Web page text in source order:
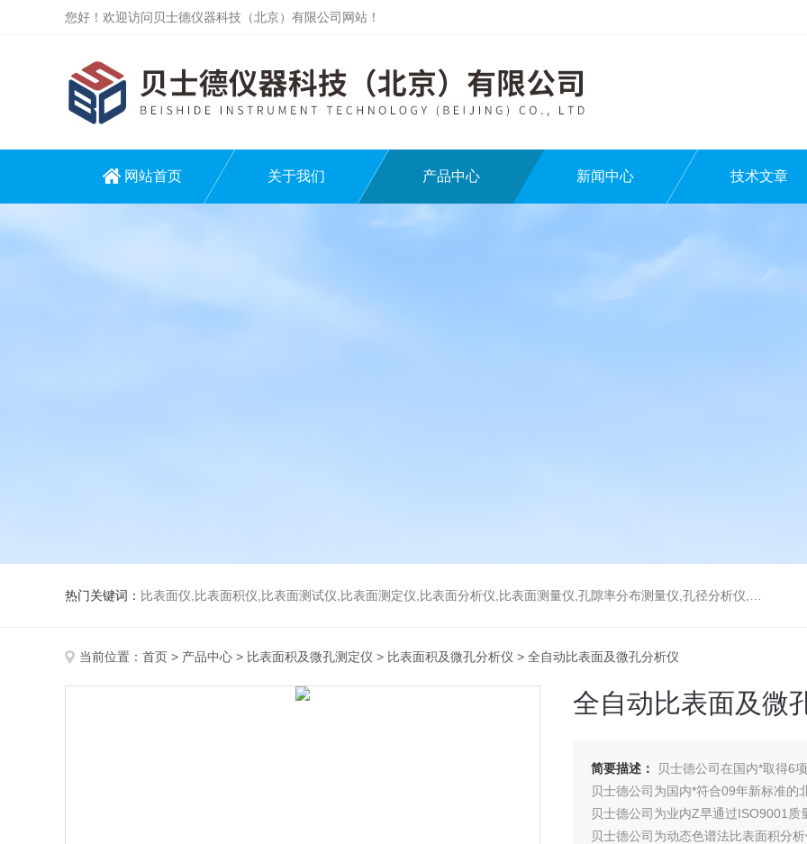
您好！欢迎访问贝士德仪器科技（北京）有限公司网站！
网站首页 关于我们 产品中心 新闻中心 技术文章
热门关键词： 比表面仪,比表面积仪,比表面测试仪,比表面测定仪,比表面分析仪,比表面测量仪,孔隙率分布测量仪,孔径分析仪,孔径测试仪,孔结构分析仪
当前位置： 首页 > 产品中心 > 比表面积及微孔测定仪 > 比表面积及微孔分析仪 > 全自动比表面及微孔分析仪
全自动比表面及微
简要描述：
贝士德公司在国内*取得6
贝士德公司为国内*符合09年新标准的
贝士德公司为业内Z早通过ISO9001质
贝士德公司为动态色谱法比表面积分